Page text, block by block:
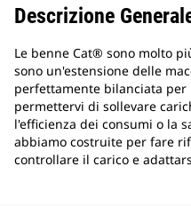
Descrizione
Le benne Cat® sono molto
sono un'estensione delle
perfettamente bilanciata per
permettervi di sollevare
l'efficienza dei consumi o la
abbiamo costruite per fare
controllare il carico e